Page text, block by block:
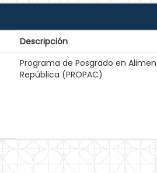
Descripción
Programa de Posgrado en
República (PROPAC)